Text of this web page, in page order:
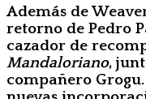
Además de
retorno de Pedro
cazador de
Mandaloriano,
compañero Grogu.